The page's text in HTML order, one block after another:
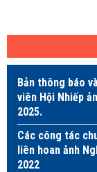
Bản thông báo
viên Hội Nhiếp
2025.
Các công tác
liên hoan ảnh
2022